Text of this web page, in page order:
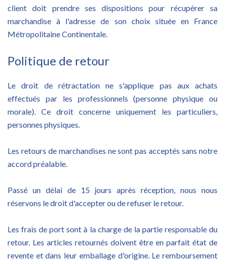
client doit prendre ses dispositions pour récupérer sa
marchandise à l'adresse de son choix située en France
Métropolitaine Continentale.
Politique de retour
Le droit de rétractation ne s'applique pas aux achats
effectués par les professionnels (personne physique ou
morale). Ce droit concerne uniquement les particuliers,
personnes physiques.
Les retours de marchandises ne sont pas acceptés sans notre
accord préalable.
Passé un délai de 15 jours après réception, nous nous
réservons le droit d'accepter ou de refuser le retour.
Les frais de port sont à la charge de la partie responsable du
retour. Les articles retournés doivent être en parfait état de
revente et dans leur emballage d'origine. Le remboursement